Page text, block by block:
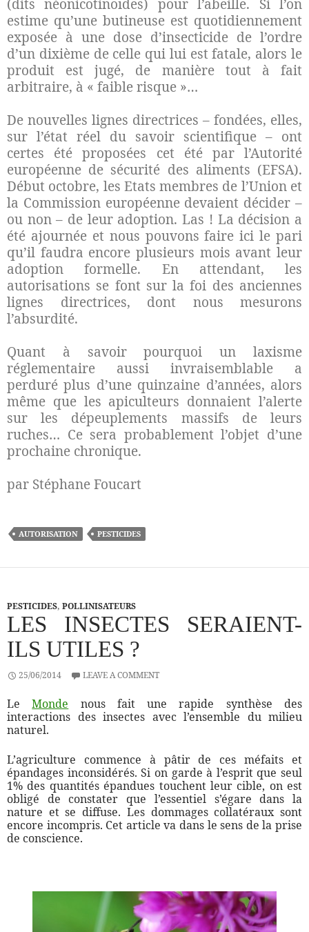
(dits néonicotinoïdes) pour l’abeille. Si l’on
estime qu’une butineuse est quotidiennement
exposée à une dose d’insecticide de l’ordre
d’un dixième de celle qui lui est fatale, alors le
produit est jugé, de manière tout à fait
arbitraire, à « faible risque »…
De nouvelles lignes directrices – fondées, elles,
sur l’état réel du savoir scientifique – ont
certes été proposées cet été par l’Autorité
européenne de sécurité des aliments (EFSA).
Début octobre, les Etats membres de l’Union et
la Commission européenne devaient décider –
ou non – de leur adoption. Las ! La décision a
été ajournée et nous pouvons faire ici le pari
qu’il faudra encore plusieurs mois avant leur
adoption formelle. En attendant, les
autorisations se font sur la foi des anciennes
lignes directrices, dont nous mesurons
l’absurdité.
Quant à savoir pourquoi un laxisme
réglementaire aussi invraisemblable a
perduré plus d’une quinzaine d’années, alors
même que les apiculteurs donnaient l’alerte
sur les dépeuplements massifs de leurs
ruches… Ce sera probablement l’objet d’une
prochaine chronique.
par Stéphane Foucart
AUTORISATION PESTICIDES
PESTICIDES, POLLINISATEURS
LES INSECTES SERAIENT-
ILS UTILES ?
25/06/2014 LEAVE A COMMENT
LeMonde nous fait une rapide synthèse des
interactions des insectes avec l’ensemble du milieu
naturel.
L’agriculture commence à pâtir de ces méfaits et
épandages inconsidérés. Si on garde à l’esprit que seul
1% des quantités épandues touchent leur cible, on est
obligé de constater que l’essentiel s’égare dans la
nature et se diffuse. Les dommages collatéraux sont
encore incompris. Cet article va dans le sens de la prise
de conscience.